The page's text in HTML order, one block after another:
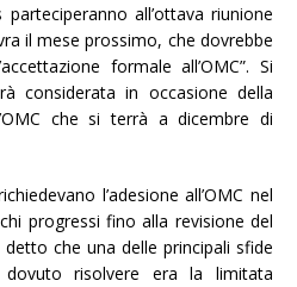
parteciperanno all’ottava riunione
il mese prossimo, che dovrebbe
formale all’OMC”. Si
considerata in occasione della
che si terrà a dicembre di
l’adesione all’OMC nel
progressi fino alla revisione del
che una delle principali sfide
risolvere era la limitata